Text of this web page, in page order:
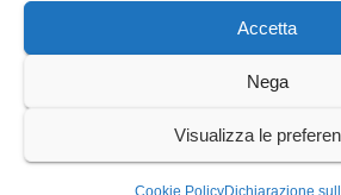
Accetta
Nega
Visualizza le
Cookie PolicyDichiarazione
Sviluppato con orgoglio da WordPress
Themeansar.